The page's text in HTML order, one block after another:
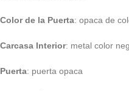
Color de la Puerta: opaca de
Carcasa Interior: metal color
Puerta: puerta opaca